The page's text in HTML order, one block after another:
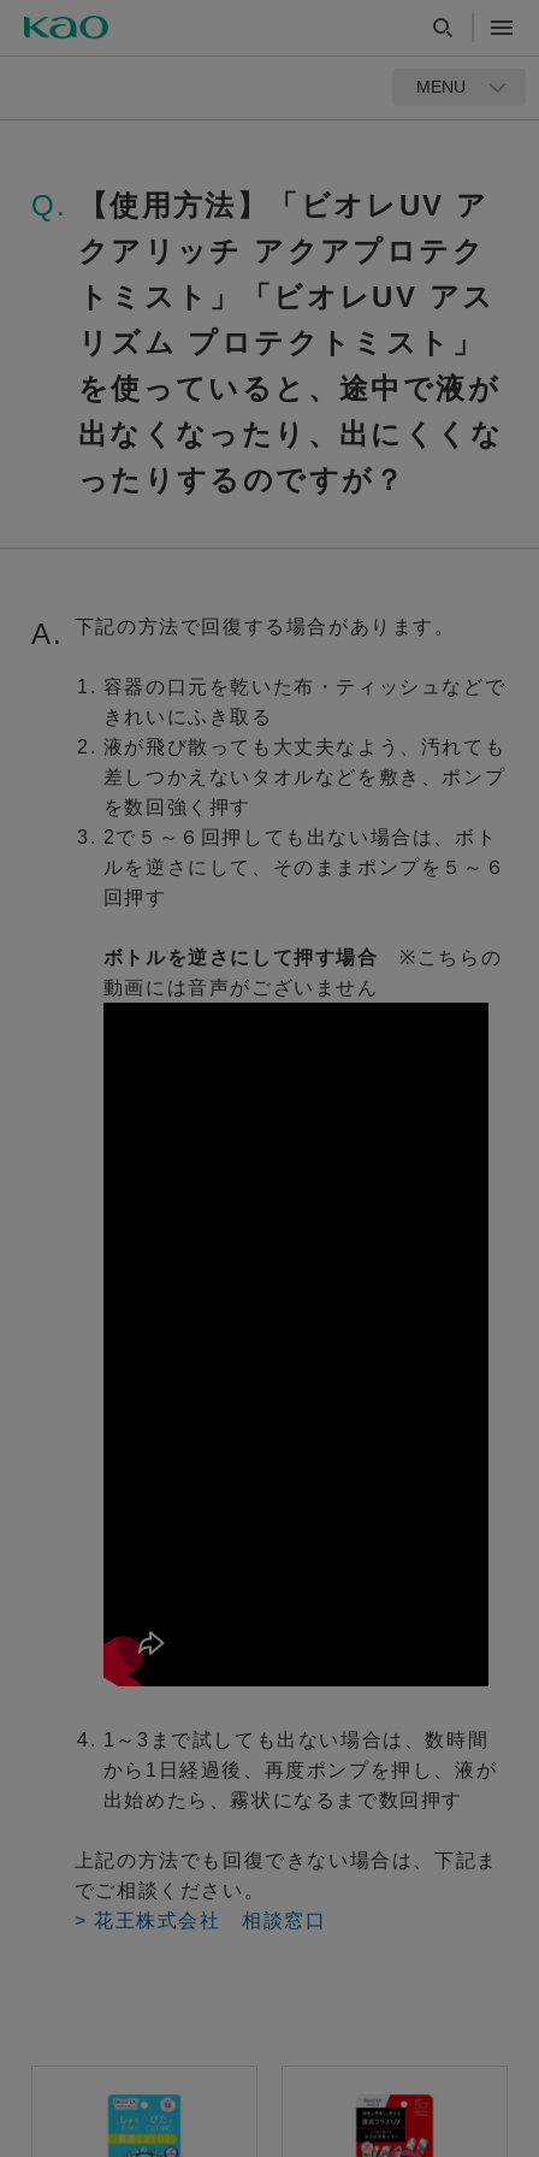
MENU
Q.
【使用方法】「ビオレUV ア
クアリッチ アクアプロテク
トミスト」「ビオレUV アス
リズム プロテクトミスト」
を使っていると、途中で液が
出なくなったり、出にくくな
ったりするのですが？
A. 下記の方法で回復する場合があります。
容器の口元を乾いた布・ティッシュなどで
きれいにふき取る
液が飛び散っても大丈夫なよう、汚れても
差しつかえないタオルなどを敷き、ポンプ
を数回強く押す
2で５～６回押しても出ない場合は、ボト
ルを逆さにして、そのままポンプを５～６
回押す
ボトルを逆さにして押す場合 ※こちらの
動画には音声がございません
1～3まで試しても出ない場合は、数時間
から1日経過後、再度ポンプを押し、液が
出始めたら、霧状になるまで数回押す
上記の方法でも回復できない場合は、下記ま
でご相談ください。
> 花王株式会社 相談窓口